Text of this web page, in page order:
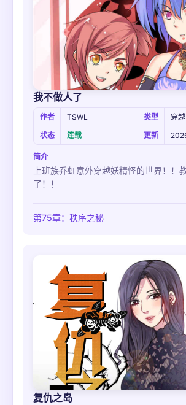
我不做人了
作者 TSWL 类型
穿
状态
连载 更新
简介
上班族乔虹意外穿越妖精怪的世界！！
了！！
第75章：秩序之秘
复仇之岛